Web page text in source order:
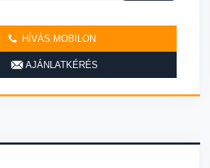
HÍVÁS MOBILON
AJÁNLATKÉRÉS